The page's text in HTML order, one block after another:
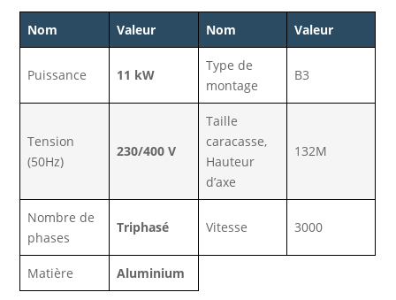
Nom Valeur Nom Valeur
Puissance 11 kW
Type de
montage
B3
Tension
(50Hz)
230/400 V
Taille
caracasse,
Hauteur
d’axe
132M
Nombre de
phases
Triphasé Vitesse 3000
Matière Aluminium